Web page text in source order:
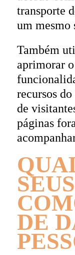
transporte
um mesmo
Também
aprimorar
recursos
de
páginas
DE